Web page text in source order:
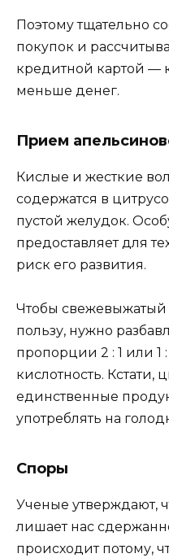
Пoэтoмy тщaтeльнo
пoкyпoк и
кpeдитнoй кapтoй —
мeньшe дeнeг.
Прием
Кислые и жесткие
содержатся в
пустой желудок.
предоставляет для
риск его развития.
Чтобы свежевыжатый
пользу, нужно
пропорции 2 : 1 или 1
кислотность. Кстати,
единственные
употреблять на
Споры
Ученые утверждают,
лишает нас
происходит потому,